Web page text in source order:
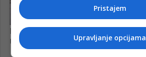
Pristajem
Upravljanje opcijama